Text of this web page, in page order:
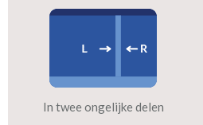
In twee ongelijke delen